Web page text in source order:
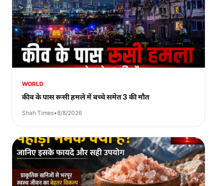
WORLD
कीव के पास रूसी हमले में बच्चे समेत 3 की मौत
Shah Times•8/8/2026